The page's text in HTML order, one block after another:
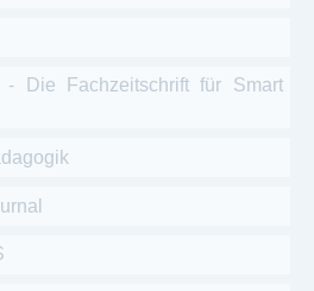
- Die Fachzeitschrift für Smart